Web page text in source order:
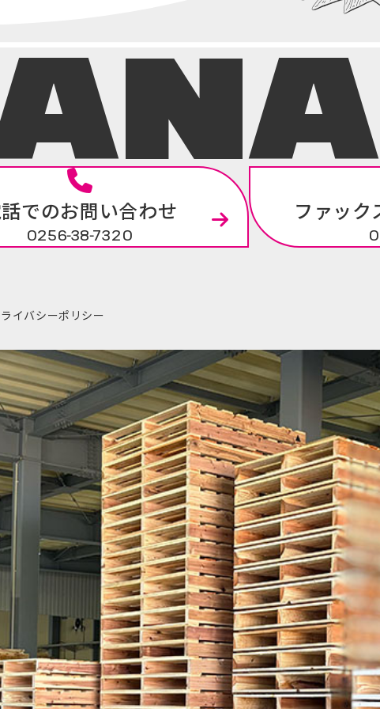
でのお問い合わせ
0256-38-7320
ファック
イバシーポリシー